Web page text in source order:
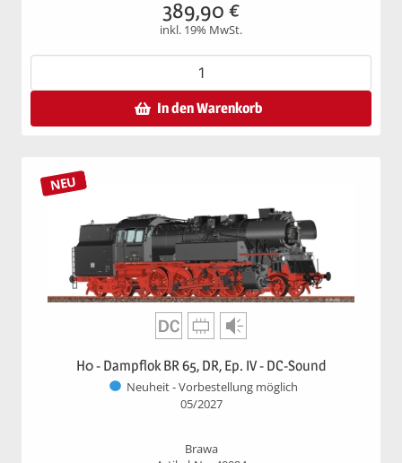
389,90 €
inkl. 19% MwSt.
In den Warenkorb
NEU
H0 - Dampflok BR 65, DR, Ep. IV - DC-Sound
Neuheit - Vorbestellung möglich
05/2027
Brawa